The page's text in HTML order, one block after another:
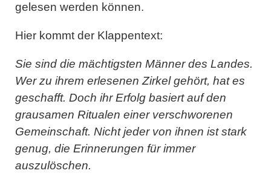
gelesen werden können.
Hier kommt der Klappentext:
Sie sind die mächtigsten Männer des Landes.
Wer zu ihrem erlesenen Zirkel gehört, hat es
geschafft. Doch ihr Erfolg basiert auf den
grausamen Ritualen einer verschworenen
Gemeinschaft. Nicht jeder von ihnen ist stark
genug, die Erinnerungen für immer
auszulöschen.